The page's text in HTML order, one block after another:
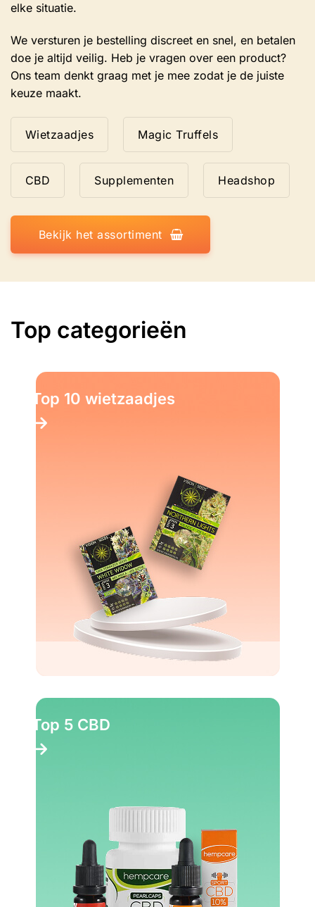
elke situatie.
We versturen je bestelling discreet en snel, en betalen
doe je altijd veilig. Heb je vragen over een product?
Ons team denkt graag met je mee zodat je de juiste
keuze maakt.
Wietzaadjes Magic Truffels
CBD Supplementen Headshop
Bekijk het assortiment
Top categorieën
Top 10 Party pillen